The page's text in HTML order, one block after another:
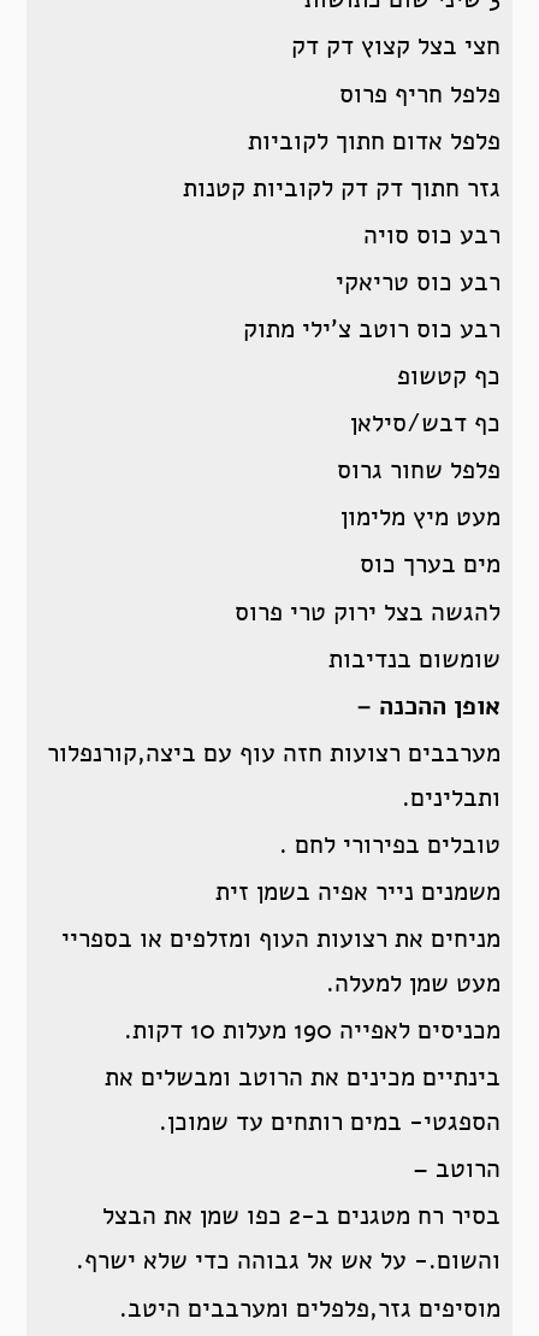
חצי בצל קצוץ דק דק
פלפל חריף פרוס
פלפל אדום חתוך לקוביות
גזר חתוך דק דק לקוביות קטנות
רבע כוס סויה
רבע כוס טריאקי
רבע כוס רוטב צ’ילי מתוק
כף קטשופ
כף דבש/סילאן
פלפל שחור גרוס
מעט מיץ מלימון
מים בערך כוס
להגשה בצל ירוק טרי פרוס
שומשום בנדיבות
אופן ההכנה –
מערבבים רצועות חזה עוף עם ביצה,קורנפלור
ותבלינים.
טובלים בפירורי לחם .
משמנים נייר אפיה בשמן זית
מניחים את רצועות העוף ומזלפים או בספריי
מעט שמן למעלה.
מכניסים לאפייה 190 מעלות 10 דקות.
בינתיים מכינים את הרוטב ומבשלים את
הספגטי- במים רותחים עד שמוכן.
הרוטב –
בסיר רח מטגנים ב-2 כפו שמן את הבצל
והשום.- על אש אל גבוהה כדי שלא ישרף.
מוסיפים גזר,פלפלים ומערבבים היטב.